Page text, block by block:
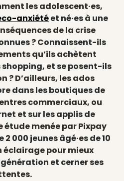
les adolescent·es,
anxiétéet né·es à une
de la crise
? Connaissent-ils
qu’ils achètent
et se posent-ils
? D’ailleurs, les ados
dans les boutiques de
commerciaux, ou
et sur les applis de
étude menée par Pixpay
000 jeunes âgé·es de 10
éclairage pour mieux
et cerner ses